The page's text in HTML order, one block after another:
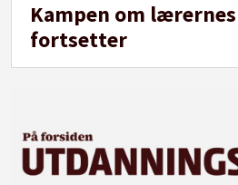
Kampen om
fortsetter